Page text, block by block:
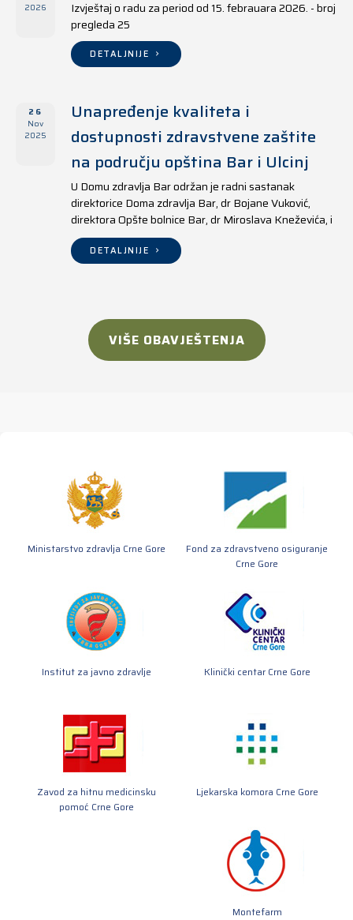
2026
Izvještaj o radu za period od 15. febrauara 2026. - broj
pregleda 25
DETALJNIJE
26
Nov
2025
Unapređenje kvaliteta i
dostupnosti zdravstvene zaštite
na području opština Bar i Ulcinj
U Domu zdravlja Bar održan je radni sastanak
direktorice Doma zdravlja Bar, dr Bojane Vuković,
direktora Opšte bolnice Bar, dr Miroslava Kneževića, i
direktora Doma zdravlja Ulcinj, Kreshnika Mustafe.
DETALJNIJE
VIŠE OBAVJEŠTENJA
Ministarstvo zdravlja Crne Gore
Fond za zdravstveno osiguranje
Crne Gore
Institut za javno zdravlje Klinički centar Crne Gore
Zavod za hitnu medicinsku
pomoć Crne Gore
Ljekarska komora Crne Gore
Montefarm